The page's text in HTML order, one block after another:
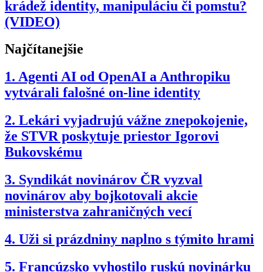
krádež identity, manipuláciu či pomstu?
(VIDEO)
Najčítanejšie
1. Agenti AI od OpenAI a Anthropiku
vytvárali falošné on-line identity
2. Lekári vyjadrujú vážne znepokojenie,
že STVR poskytuje priestor Igorovi
Bukovskému
3. Syndikát novinárov ČR vyzval
novinárov aby bojkotovali akcie
ministerstva zahraničných vecí
4. Uži si prázdniny naplno s týmito hrami
5. Francúzsko vyhostilo ruskú novinárku